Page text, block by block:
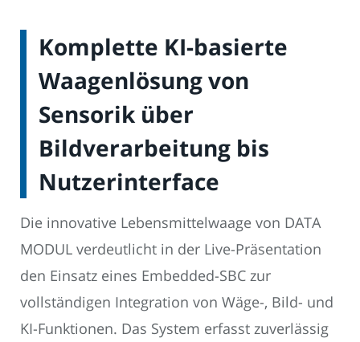
Komplette KI-basierte
Waagenlösung von
Sensorik über
Bildverarbeitung bis
Nutzerinterface
Die innovative Lebensmittelwaage von DATA
MODUL verdeutlicht in der Live-Präsentation
den Einsatz eines Embedded-SBC zur
vollständigen Integration von Wäge-, Bild- und
KI-Funktionen. Das System erfasst zuverlässig